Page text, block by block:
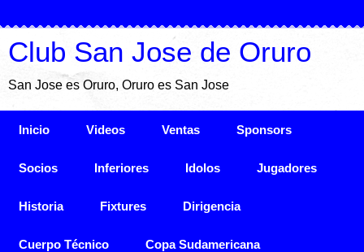
Club San Jose de Oruro
San Jose es Oruro, Oruro es San Jose
Inicio Videos Ventas Sponsors
Socios Inferiores Idolos Jugadores
Historia Fixtures Dirigencia
Cuerpo Técnico Copa Sudamericana